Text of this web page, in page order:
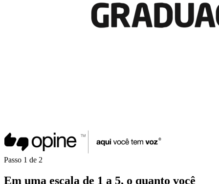
Passo 1 de 2
Em uma escala de 1 a 5, o quanto você